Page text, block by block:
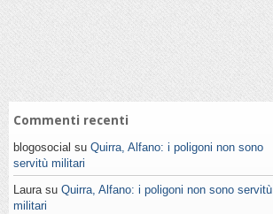
Commenti recenti
blogosocial su Quirra, Alfano: i poligoni non sono
servitù militari
Laura su Quirra, Alfano: i poligoni non sono servitù
militari